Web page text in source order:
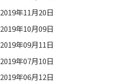
2019年11月20日
2019年10月09日
2019年09月11日
2019年07月10日
2019年06月12日